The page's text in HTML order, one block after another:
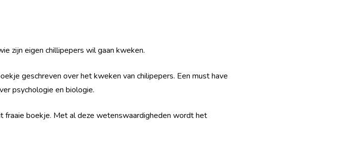
zijn eigen chillipepers wil gaan kweken.
geschreven over het kweken van chilipepers. Een must have
psychologie en biologie.
fraaie boekje. Met al deze wetenswaardigheden wordt het